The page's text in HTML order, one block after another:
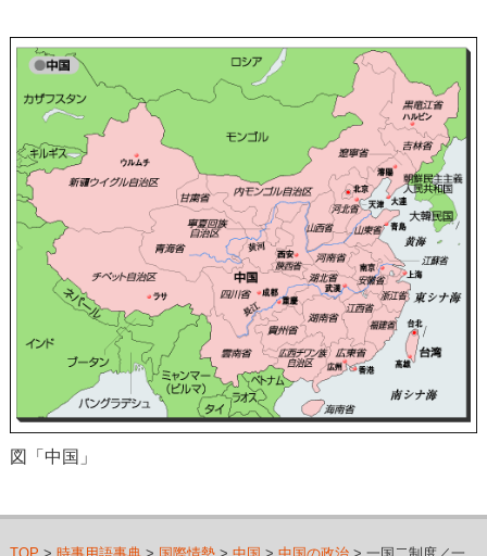
図「中国」